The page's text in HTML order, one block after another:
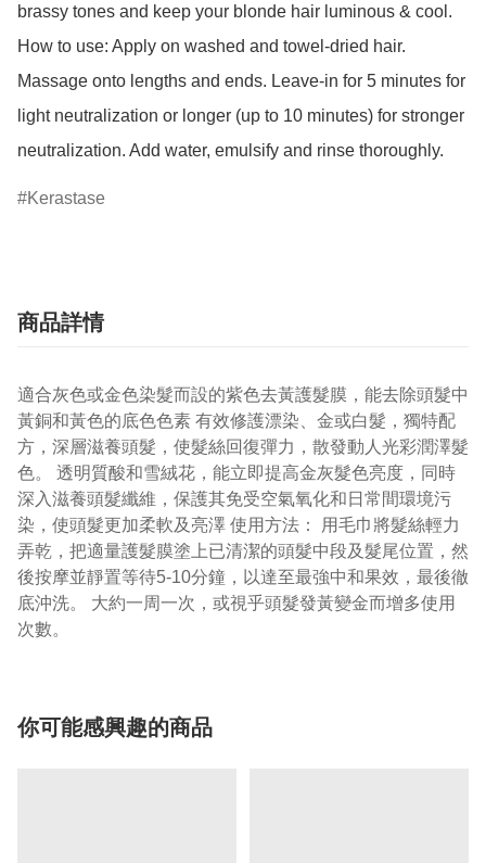
brassy tones and keep your blonde hair luminous & cool.
How to use: Apply on washed and towel-dried hair.
Massage onto lengths and ends. Leave-in for 5 minutes for
light neutralization or longer (up to 10 minutes) for stronger
neutralization. Add water, emulsify and rinse thoroughly.
Kerastase
商品詳情
適合灰色或金色染髮而設的紫色去黃護髮膜，能去除頭髮中
黃銅和黃色的底色色素 有效修護漂染、金或白髮，獨特配
方，深層滋養頭髮，使髮絲回復彈力，散發動人光彩潤澤髮
色。 透明質酸和雪絨花，能立即提高金灰髮色亮度，同時
深入滋養頭髮纖維，保護其免受空氣氧化和日常間環境污
染，使頭髮更加柔軟及亮澤 使用方法： 用毛巾將髮絲輕力
弄乾，把適量護髮膜塗上已清潔的頭髮中段及髮尾位置，然
後按摩並靜置等待5-10分鐘，以達至最強中和果效，最後徹
底沖洗。 大約一周一次，或視乎頭髮發黃變金而增多使用
次數。
你可能感興趣的商品